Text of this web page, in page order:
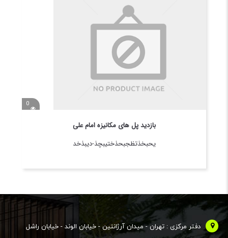
بازدید پل های مکانیزه امام علی
یحبخذتظجبحذختیبچذ-دیبذخد
دفتر مرکزی : تهران - میدان آرژانتین - خیابان الوند - خیابان راشل